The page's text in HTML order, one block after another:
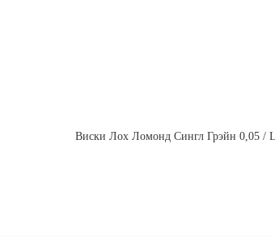
Виски Лох Ломонд Сингл Грэйн 0,05 /